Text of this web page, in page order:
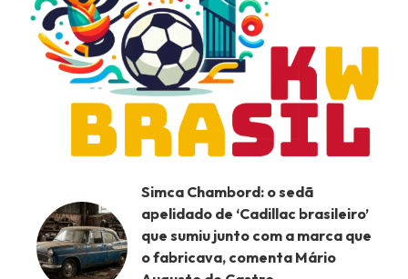
Simca Chambord: o sedã
apelidado de ‘Cadillac brasileiro’
que sumiu junto com a marca que
o fabricava, comenta Mário